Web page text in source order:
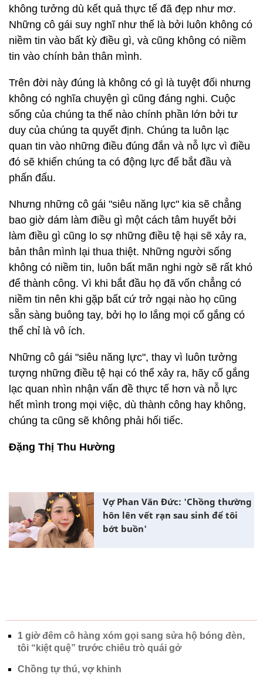
không tưởng dù kết quả thực tế đã đẹp như mơ.
Những cô gái suy nghĩ như thế là bởi luôn không có
niềm tin vào bất kỳ điều gì, và cũng không có niềm
tin vào chính bản thân mình.
Trên đời này đúng là không có gì là tuyệt đối nhưng
không có nghĩa chuyện gì cũng đáng nghi. Cuộc
sống của chúng ta thế nào chính phần lớn bởi tư
duy của chúng ta quyết định. Chúng ta luôn lạc
quan tin vào những điều đúng đắn và nỗ lực vì điều
đó sẽ khiến chúng ta có động lực để bắt đầu và
phấn đấu.
Nhưng những cô gái "siêu năng lực" kia sẽ chẳng
bao giờ dám làm điều gì một cách tâm huyết bởi
làm điều gì cũng lo sợ những điều tệ hại sẽ xảy ra,
bản thân mình lại thua thiệt. Những người sống
không có niềm tin, luôn bất mãn nghi ngờ sẽ rất khó
để thành công. Vì khi bắt đầu họ đã vốn chẳng có
niềm tin nên khi gặp bất cứ trở ngại nào họ cũng
sẵn sàng buông tay, bởi họ lo lắng mọi cố gắng có
thể chỉ là vô ích.
Những cô gái "siêu năng lực", thay vì luôn tưởng
tượng những điều tệ hại có thể xảy ra, hãy cố gắng
lạc quan nhìn nhận vấn đề thực tế hơn và nỗ lực
hết mình trong mọi việc, dù thành công hay không,
chúng ta cũng sẽ không phải hối tiếc.
Đặng Thị Thu Hường
Vợ Phan Văn Đức: 'Chồng thường
hôn lên vết rạn sau sinh để tôi
bớt buồn'
1 giờ đêm cô hàng xóm gọi sang sửa hộ bóng đèn,
tôi “kiệt quệ” trước chiêu trò quái gở
Chồng tự thú, vợ khinh